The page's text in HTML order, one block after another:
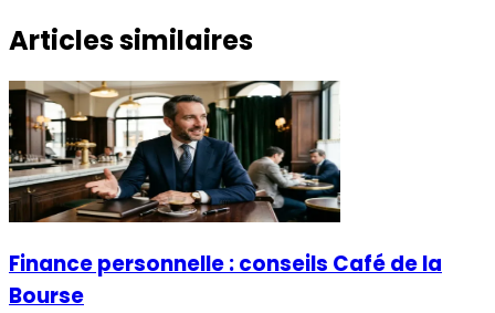
Articles similaires
Finance personnelle : conseils Café de la
Bourse